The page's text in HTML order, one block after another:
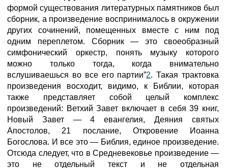
формой существования литературных памятников был
сборник, а произведение воспринималось в окружении
других сочинений, помещенных вместе с ним под
одним переплетом. Сборник — это своеобразный
симфонический оркестр, понять музыку которого
можно только тогда, когда внимательно
вслушиваешься во все его партии”2. Такая трактовка
произведения восходит, видимо, к Библии, которая
также представляет собой целый комплекс
произведений: Ветхий Завет включает в себя 39 книг,
Новый Завет — 4 евангелия, Деяния святых
Апостолов, 21 послание, Откровение Иоанна
Богослова. И все это — Библия, единое произведение.
Отсюда следует, что в Средневековье произведение —
это не отдельный текст и не отдельная